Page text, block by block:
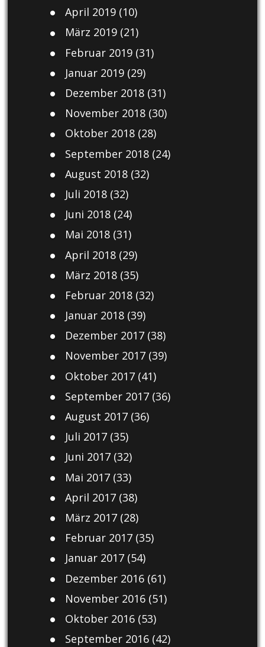
April 2019(10)
März 2019(21)
Februar 2019(31)
Januar 2019(29)
Dezember 2018(31)
November 2018(30)
Oktober 2018(28)
September 2018(24)
August 2018(32)
Juli 2018(32)
Juni 2018(24)
Mai 2018(31)
April 2018(29)
März 2018(35)
Februar 2018(32)
Januar 2018(39)
Dezember 2017(38)
November 2017(39)
Oktober 2017(41)
September 2017(36)
August 2017(36)
Juli 2017(35)
Juni 2017(32)
Mai 2017(33)
April 2017(38)
März 2017(28)
Februar 2017(35)
Januar 2017(54)
Dezember 2016(61)
November 2016(51)
Oktober 2016(53)
September 2016(42)